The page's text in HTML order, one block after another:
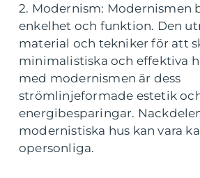
2. Modernism: Modernismen
enkelhet och funktion. Den
material och tekniker för att
minimalistiska och effektiva
med modernismen är dess
strömlinjeformade estetik
energibesparingar.
modernistiska hus kan vara
opersonliga.